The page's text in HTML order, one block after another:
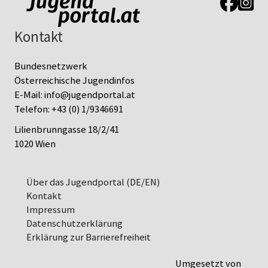
Kontakt
Bundesnetzwerk
Österreichische Jugendinfos
E-Mail:info@jugendportal.at
Telefon:+43 (0) 1/9346691
Lilienbrunngasse 18/2/41
1020 Wien
Über das Jugendportal (DE/EN)
Kontakt
Impressum
Datenschutz­erklärung
Erklärung zur Barrierefreiheit
Umgesetzt von